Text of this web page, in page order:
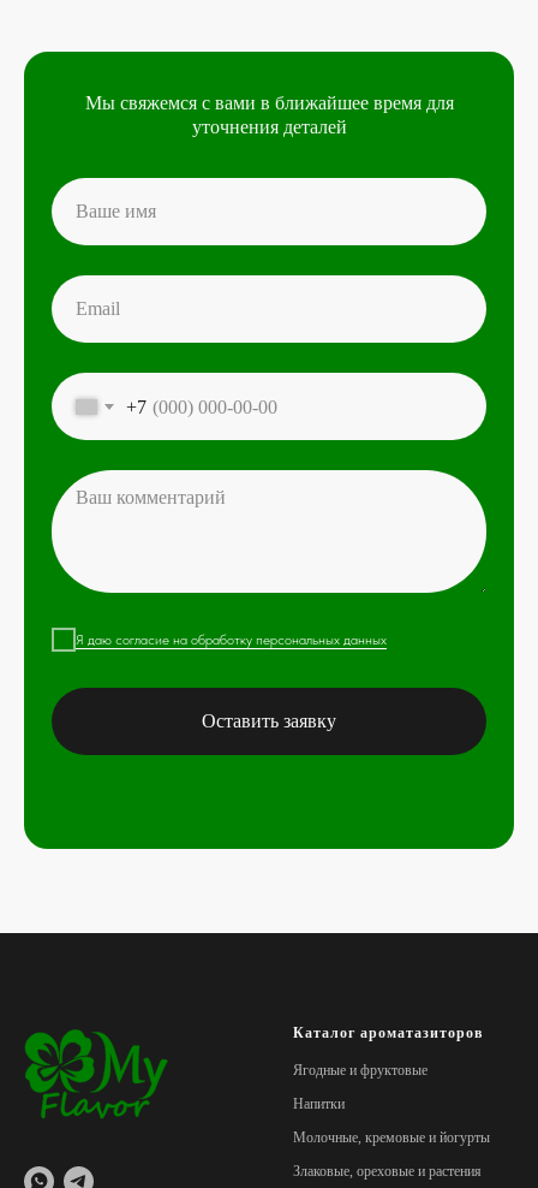
Мы свяжемся с вами в ближайшее время для
уточнения деталей
+7
Я даю согласие на обработку персональных данных
Оставить заявку
Каталог ароматазиторов
Ягодные и фруктовые
Напитки
Молочные, кремовые и йогурты
Злаковые, ореховые и растения